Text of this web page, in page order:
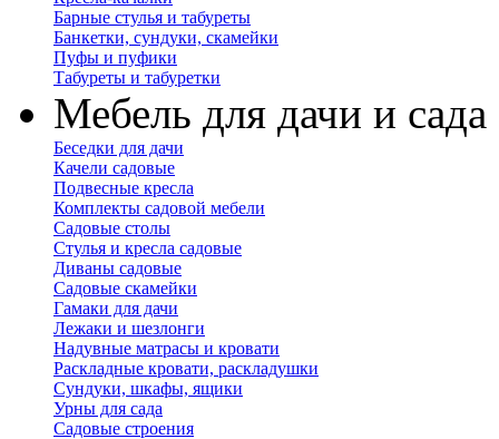
Барные стулья и табуреты
Банкетки, сундуки, скамейки
Пуфы и пуфики
Табуреты и табуретки
Мебель для дачи и сада
Беседки для дачи
Качели садовые
Подвесные кресла
Комплекты садовой мебели
Садовые столы
Стулья и кресла садовые
Диваны садовые
Садовые скамейки
Гамаки для дачи
Лежаки и шезлонги
Надувные матрасы и кровати
Раскладные кровати, раскладушки
Сундуки, шкафы, ящики
Урны для сада
Садовые строения